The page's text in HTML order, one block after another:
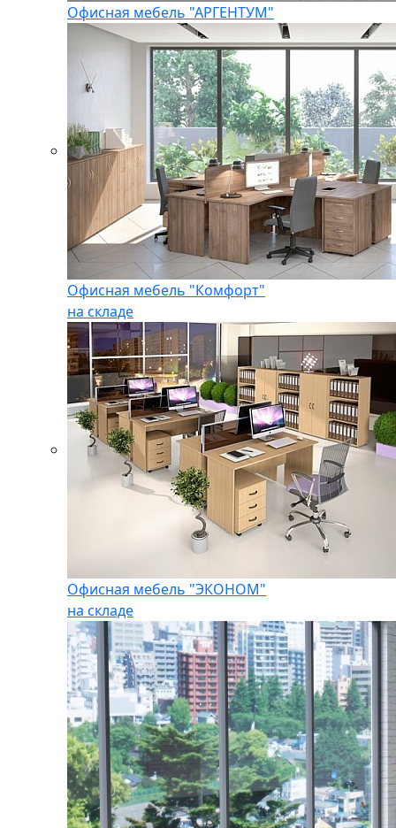
Офисная мебель "АРГЕНТУМ"
Офисная мебель "Комфорт"
на складе
Офисная мебель "ЭКОНОМ"
на складе